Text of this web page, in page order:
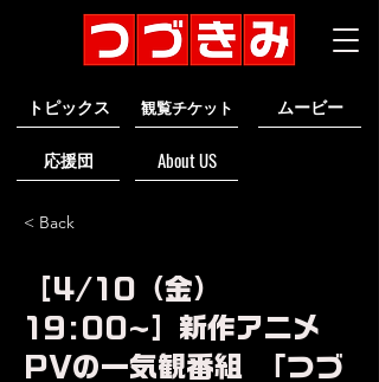
トピックス 観覧チケット ムービー
応援団 About US
< Back
［4/10（金）
19:00~］新作アニメ
PVの一気観番組 「つづ